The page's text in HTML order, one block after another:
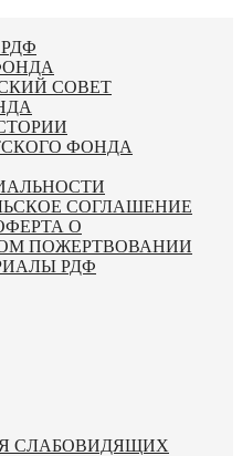
СОВЕТ
ФОНДА
СОГЛАШЕНИЕ
О
ПОЖЕРТВОВАНИИ
РДФ
СЛАБОВИДЯЩИХ